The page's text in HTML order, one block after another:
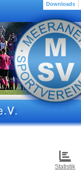
Downloads
Statistik